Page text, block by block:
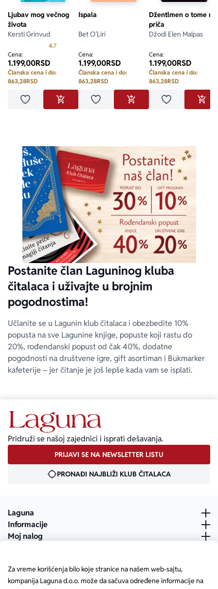
Za vreme korišćenja bilo koje stranice na našem web-sajtu,
kompanija Laguna d.o.o. može da sačuva određene informacije na
Ljubav mog večnog
života
Kersti Grinvud
4.7Prosecna ocena je 4.7 od 5
Cena:
1.199,00RSD
Članska cena i do:
863,28RSD
Dodaj u omiljeneDODAJ U KORPU
Ispala
Bet O’Liri
Cena:
1.199,00RSD
Članska cena i do:
863,28RSD
Dodaj u omiljeneDODAJ U KORPU
Džentlmen o tome ne
priča
Džodi Elen Malpas
Cena:
1.199,00RSD
Članska cena i do:
863,28RSD
Dodaj u
Postanite član Laguninog kluba
čitalaca i uživajte u brojnim
pogodnostima!
Učlanite se u Lagunin klub čitalaca i obezbedite 10%
popusta na sve Lagunine knjige, popuste koji rastu do
20%, rođendanski popust od čak 40%, dodatne
pogodnosti na društvene igre, gift asortiman i Bukmarker
kafeterije – jer čitanje je još lepše kada vam se isplati.
Pridruži se našoj zajednici i isprati dešavanja.
PRIJAVI SE NA NEWSLETTER LISTU
PRONAĐI NAJBLIŽI KLUB ČITALACA
Laguna
Informacije
Moj nalog